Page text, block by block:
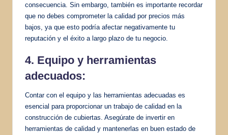
consecuencia. Sin embargo, también es importante recordar
que no debes comprometer la calidad por precios más
bajos, ya que esto podría afectar negativamente tu
reputación y el éxito a largo plazo de tu negocio.
4. Equipo y herramientas
adecuados:
Contar con el equipo y las herramientas adecuadas es
esencial para proporcionar un trabajo de calidad en la
construcción de cubiertas. Asegúrate de invertir en
herramientas de calidad y mantenerlas en buen estado de